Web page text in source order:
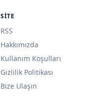
SITE
RSS
Hakkımızda
Kullanım Koşulları
Gizlilik Politikası
Bize Ulaşın